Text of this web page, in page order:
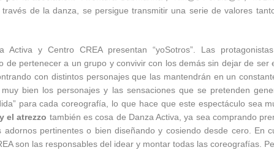
través de ladanza, se persigue transmitir una serie de valores
Activa y Centro CREA presentan “yoSotros”. Las
de pertenecer a un grupo y convivir con los demás sin dejar de ser
con distintos personajes que las mantendrán en un
muy bien los personajes y las sensaciones que se pretenden
para cada coreografía, lo que hace que este espectáculo sea
el atrezzo también es cosa de Danza Activa, ya sea comprando
adornos pertinentes o bien diseñando y cosiendo desde cero. En
son las responsables del idear y montar todas las coreografías.